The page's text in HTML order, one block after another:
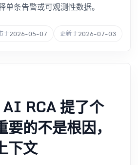
单条告警或可观测性数据。
于2026-05-07 更新于2026-07-03
RCA 提了个
的不是根因，
下文